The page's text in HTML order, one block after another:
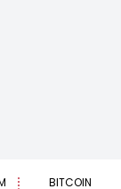
BITCOIN